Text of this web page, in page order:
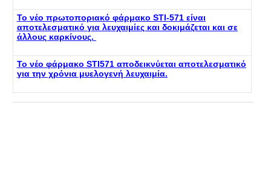
Το νέο πρωτοποριακό φάρμακο STI-571 είναι
αποτελεσματικό για λευχαιμίες και δοκιμάζεται και σε
άλλους καρκίνους.
Το νέο φάρμακο STI571 αποδεικνύεται αποτελεσματικό
για την χρόνια μυελογενή λευχαιμία.